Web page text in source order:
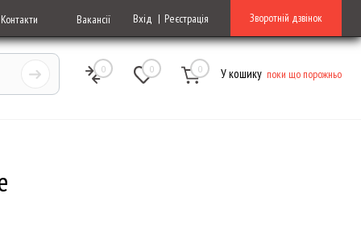
Контакти Вакансії Вхід Реєстрація Зворотній дзвінок
0 0 0 У кошику поки що порожньо